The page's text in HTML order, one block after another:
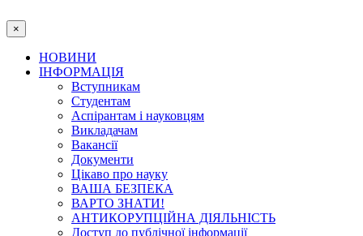
×
НОВИНИ
ІНФОРМАЦІЯ
Вступникам
Студентам
Аспірантам і науковцям
Викладачам
Вакансії
Документи
Цікаво про науку
ВАША БЕЗПЕКА
ВАРТО ЗНАТИ!
АНТИКОРУПЦІЙНА ДІЯЛЬНІСТЬ
Доступ до публічної інформації